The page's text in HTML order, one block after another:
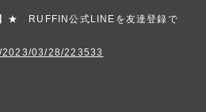
★ RUFFIN公式LINEを友達登録で
03/28/223533